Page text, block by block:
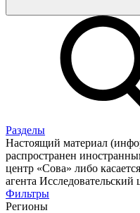
Разделы
Настоящий материал
распространен
центр «Сова» либо
агента Исследовательский
Фильтры
Регионы